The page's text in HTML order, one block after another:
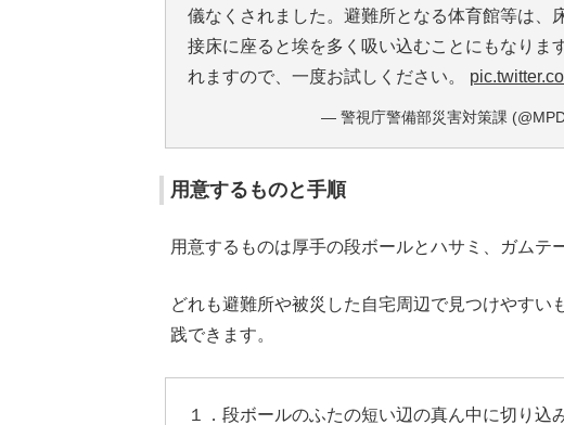
儀なくされました。避難所となる体育館等は、
接床に座ると埃を多く吸い込むことにもなりま
れますので、一度お試しください。
— 警視庁警備部災害対策課
用意するものと手順
用意するものは厚手の段ボールとハサミ、ガムテ
どれも避難所や被災した自宅周辺で見つけやすい
践できます。
１．段ボールのふたの短い辺の真ん中に切り込